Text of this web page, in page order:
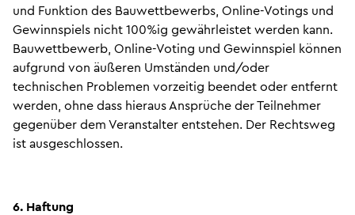
und Funktion des Bauwettbewerbs, Online-Votings und
Gewinnspiels nicht 100%ig gewährleistet werden kann.
Bauwettbewerb, Online-Voting und Gewinnspiel können
aufgrund von äußeren Umständen und/oder
technischen Problemen vorzeitig beendet oder entfernt
werden, ohne dass hieraus Ansprüche der Teilnehmer
gegenüber dem Veranstalter entstehen. Der Rechtsweg
ist ausgeschlossen.
6. Haftung